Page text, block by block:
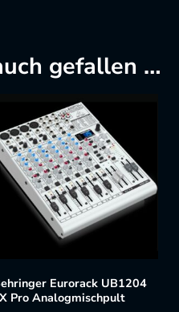
gefallen …
Eurorack UB1204
Pro Analogmischpult